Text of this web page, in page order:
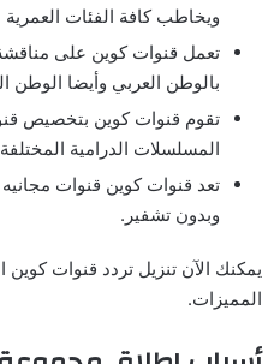
ويخاطب كافة الفئات العمرية
تعمل قنوات كوين على مناقشة
بالوطن العربي وأيضا الوطن
تقوم قنوات كوين بتخصيص
المسلسلات الدرامية
تعد قنوات كوين قنوات
وبدون تشفير.
يمكنك الآن تنزيل تردد قنوات كوين
المميزات.